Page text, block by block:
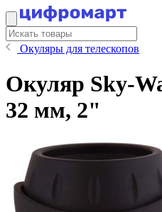
Окуляры для телескопов
Окуляр Sky-
32 мм, 2"